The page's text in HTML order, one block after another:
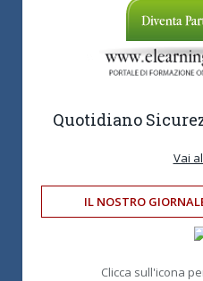
Quotidiano
Vai
IL NOSTRO
Clicca sull'icona